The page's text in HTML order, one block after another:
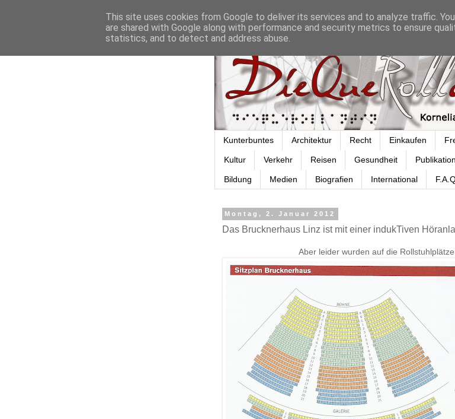
Kunterbuntes Architektur Recht Einkaufen
Kultur Verkehr Reisen Gesundheit
Bildung Medien Biografien International
Montag, 2. Januar 2012
Das Brucknerhaus Linz ist mit einer indukTiven
Aber leider wurden auf die
This site uses cookies from Google to deliver its services and to analyze traffic.
are shared with Google along with performance and security metrics to ensure
statistics, and to detect and address abuse.